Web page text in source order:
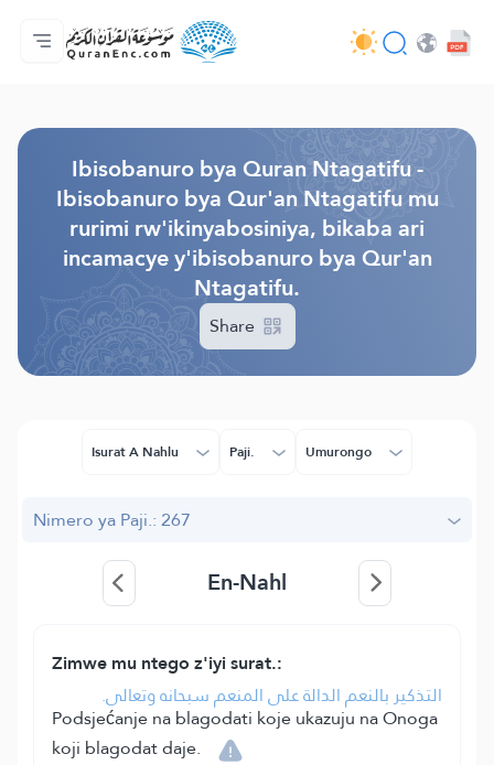
Ahabanza.
Ishakiro ry'ibisobanuro
Audio
Serivisi z'abakora amavugurura. - API
Ibijyanye n'umushinga.
Twandikire.
Ururimi.
Ibisobanuro bya Quran Ntagatifu -
Ibisobanuro bya Qur'an Ntagatifu mu
rurimi rw'ikinyabosiniya, bikaba ari
incamacye y'ibisobanuro bya Qur'an
Ntagatifu.
Share
Isurat A Nahlu Paji. Umurongo
Nimero ya Paji.: 267
En-Nahl
Zimwe mu ntego z'iyi surat.:
التذكير بالنعم الدالة على المنعم سبحانه وتعالى.
Podsjećanje na blagodati koje ukazuju na Onoga
koji blagodat daje.